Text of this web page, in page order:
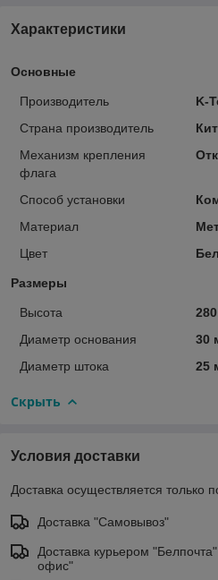
Характеристики
Основные
Производитель
K-
Страна производитель
Механизм крепления
флага
Способ установки
Материал
Цвет
Размеры
Высота
Диаметр основания
30
Диаметр штока
25
Скрыть
Условия доставки
Доставка осуществляется только
Доставка "Самовывоз"
Доставка курьером
офис"